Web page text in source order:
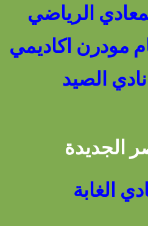
الرياضي
مودرن اكاديمي
الصيد
الجديدة
الغابة